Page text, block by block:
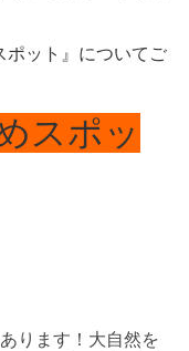
ポット』についてご
スポッ
ります！大自然を